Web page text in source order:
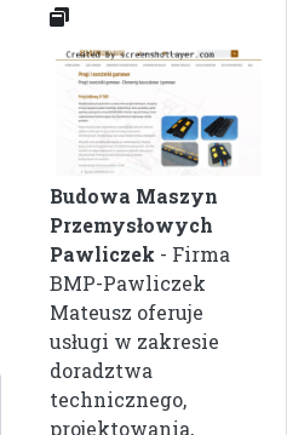
Budowa Maszyn
Przemysłowych
Pawliczek - Firma
BMP-Pawliczek
Mateusz oferuje
usługi w zakresie
doradztwa
technicznego,
projektowania,